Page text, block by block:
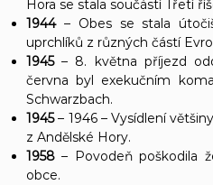
Hora se stala součástí Třetí
1944 – Obes se stala
uprchlíků z různých částí
1945– 8. května příjezd
června byl exekučním
Schwarzbach.
1945– 1946 – Vysídlení
z Andělské Hory.
1958– Povodeň poškodila
obce.